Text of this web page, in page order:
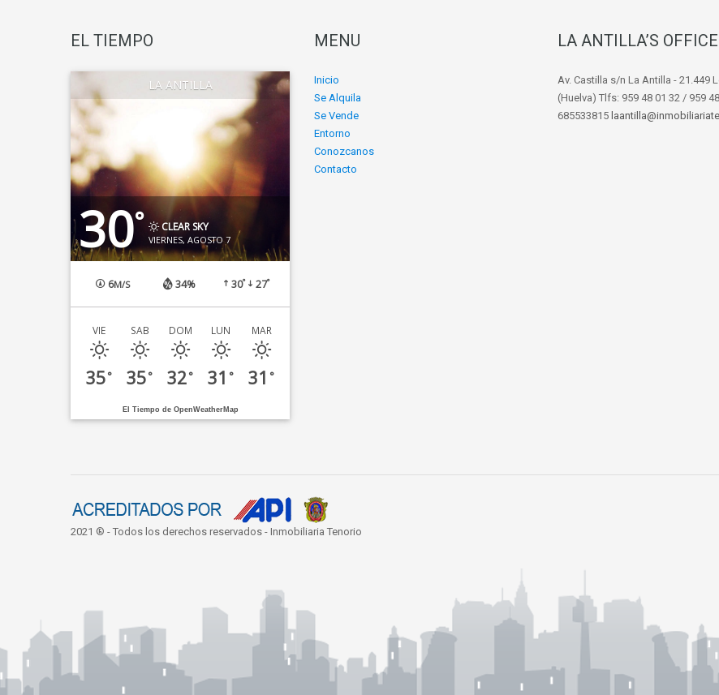
EL TIEMPO
LA ANTILLA
30° CLEAR SKY
VIERNES, AGOSTO 7
6M/S 34% 30° 27°
VIE
35°
SAB
35°
DOM
32°
LUN
31 °
MAR
31 °
El Tiempo de OpenWeatherMap
MENU
Inicio
Se Alquila
Se Vende
Entorno
Conozcanos
Contacto
LA ANTILLA’S OFFICE
Av. Castilla s/n La Antilla - 21.449
(Huelva) Tlfs: 959 48 01 32 / 959
685533815
2021 ® - Todos los derechos reservados - Inmobiliaria Tenorio